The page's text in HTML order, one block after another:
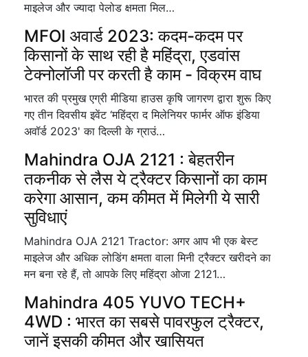
माइलेज और ज्यादा पेलोड क्षमता मिल…
MFOI अवार्ड 2023: कदम-कदम पर
किसानों के साथ रही है महिंद्रा, एडवांस
टेक्नोलॉजी पर करती है काम - विक्रम वाघ
भारत की प्रमुख एग्री मीडिया हाउस कृषि जागरण द्वारा शुरू किए
गए तीन दिवसीय इवेंट ‘महिंद्रा द मिलेनियर फार्मर ऑफ इंडिया
अवॉर्ड 2023' का दिल्ली के ग्राउं…
Mahindra OJA 2121 : बेहतरीन
तकनीक से लैस ये ट्रैक्टर किसानों का काम
करेगा आसान, कम कीमत में मिलेगी ये सारी
सुविधाएं
Mahindra OJA 2121 Tractor: अगर आप भी एक बेस्ट
माइलेज और अधिक लोडिंग क्षमता वाला मिनी ट्रैक्टर खरीदने का
मन बना रहे हैं, तो आपके लिए महिंद्रा ओजा 2121…
Mahindra 405 YUVO TECH+
4WD : भारत का सबसे पावरफुल ट्रैक्टर,
जानें इसकी कीमत और खासियत